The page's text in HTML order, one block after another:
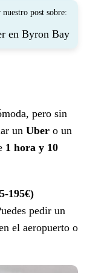
post sobre:
en Byron Bay
pero sin
un Uber o un
1 hora y 10
195€)
pedir un
el aeropuerto o